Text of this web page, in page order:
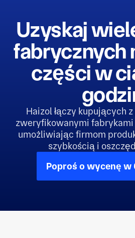
Uzyskaj
fabrycznych
części w
Haizol łączy kupujących
zweryfikowanymi fabrykami
umożliwiając firmom
szybkością i
Poproś o wycenę w